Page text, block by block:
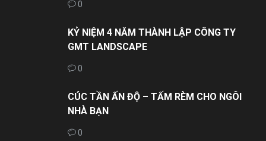
0
KỶ NIỆM 4 NĂM THÀNH LẬP CÔNG TY
GMT LANDSCAPE
0
CÚC TẦN ẤN ĐỘ – TẤM RÈM CHO NGÔI
NHÀ BẠN
0